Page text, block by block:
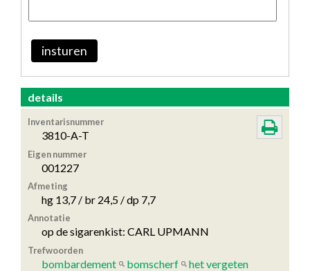
insturen
details
Inventarisnummer
3810-A-T
Eigen nummer
001227
Afmeting
hg 13,7 / br 24,5 / dp 7,7
Annotatie
op de sigarenkist: CARL UPMANN
Trefwoorden
bombardement bomscherf
het vergeten